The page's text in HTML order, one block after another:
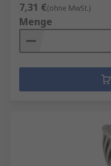
7,31 €(ohne MwSt.)
Menge